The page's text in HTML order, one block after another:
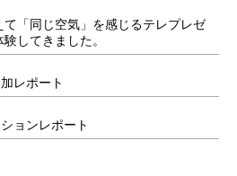
て「同じ空気」を感じるテレプレゼ
してきました。
レポート
ョンレポート